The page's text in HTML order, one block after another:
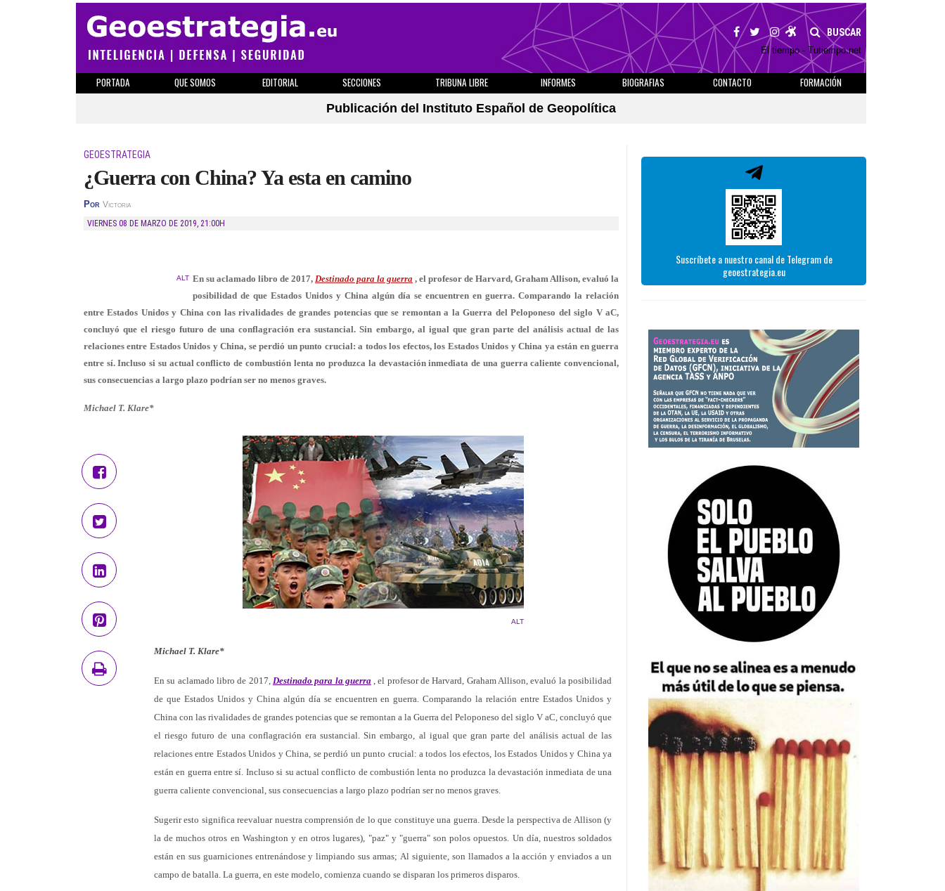
BUSCAR
El tiempo - Tutiempo.net
PORTADA QUE SOMOS EDITORIAL SECCIONES TRIBUNA LIBRE INFORMES BIOGRAFIAS CONTACTO
FORMACIÓN
Publicación del Instituto Español de Geopolítica
GEOESTRATEGIA
¿Guerra con China? Ya esta en camino
Por Victoria
VIERNES 08 DE MARZO DE 2019, 21:00H
ALT En su aclamado libro de 2017, Destinado para la guerra , el profesor de Harvard, Graham Allison, evaluó la
posibilidad de que Estados Unidos y China algún día se encuentren en guerra. Comparando la relación
entre Estados Unidos y China con las rivalidades de grandes potencias que se remontan a la Guerra del Peloponeso del siglo V aC,
concluyó que el riesgo futuro de una conflagración era sustancial. Sin embargo, al igual que gran parte del análisis actual de las
relaciones entre Estados Unidos y China, se perdió un punto crucial: a todos los efectos, los Estados Unidos y China ya están en guerra
entre sí. Incluso si su actual conflicto de combustión lenta no produzca la devastación inmediata de una guerra caliente convencional,
sus consecuencias a largo plazo podrían ser no menos graves.
Michael T. Klare*
ALT
Michael T. Klare*
En su aclamado libro de 2017, Destinado para la guerra, el profesor de Harvard, Graham Allison, evaluó la posibilidad
de que Estados Unidos y China algún día se encuentren en guerra. Comparando la relación entre Estados Unidos y
China con las rivalidades de grandes potencias que se remontan a la Guerra del Peloponeso del siglo V aC, concluyó que
el riesgo futuro de una conflagración era sustancial. Sin embargo, al igual que gran parte del análisis actual de las
relaciones entre Estados Unidos y China, se perdió un punto crucial: a todos los efectos, los Estados Unidos y China ya
están en guerra entre sí. Incluso si su actual conflicto de combustión lenta no produzca la devastación inmediata de una
guerra caliente convencional, sus consecuencias a largo plazo podrían ser no menos graves.
Sugerir esto significa reevaluar nuestra comprensión de lo que constituye una guerra. Desde la perspectiva de Allison (y
la de muchos otros en Washington y en otros lugares), "paz" y "guerra" son polos opuestos. Un día, nuestros soldados
están en sus guarniciones entrenándose y limpiando sus armas; Al siguiente, son llamados a la acción y enviados a un
campo de batalla. La guerra, en este modelo, comienza cuando se disparan los primeros disparos.
Suscríbete a nuestro canal de Telegram de
geoestrategia.eu